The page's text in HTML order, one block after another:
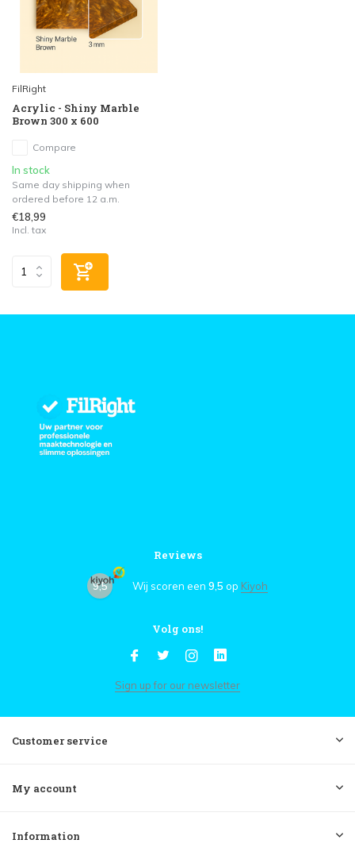
FilRight
Acrylic - Shiny Marble
Brown 300 x 600
Compare
In stock
Same day shipping when
ordered before 12 a.m.
€18,99
Incl. tax
Reviews
9,5 Wij scoren een 9,5 op Kiyoh
Volg ons!
Sign up for our newsletter
Customer service
My account
Information